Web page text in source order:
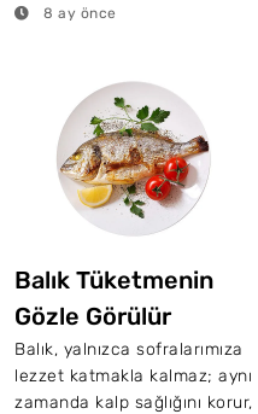
8 ay önce
Balık Tüketmenin
Gözle Görülür
Faydaları
Balık, yalnızca sofralarımıza
lezzet katmakla kalmaz; aynı
zamanda kalp sağlığını korur,